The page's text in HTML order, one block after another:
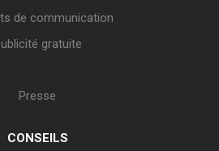
de communication
gratuite
Presse
CONSEILS